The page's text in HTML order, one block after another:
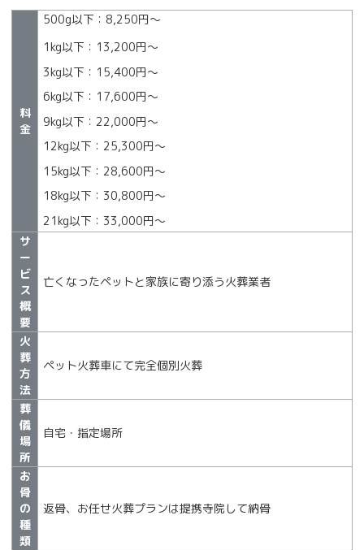
料
金
500g以下：8,250円〜
1kg以下：13,200円〜
3kg以下：15,400円〜
6kg以下：17,600円〜
9kg以下：22,000円〜
12kg以下：25,300円〜
15kg以下：28,600円〜
18kg以下：30,800円〜
21kg以下：33,000円〜
サ
ー
ビ
ス
概
要
亡くなったペットと家族に寄り添う火葬業者
火
葬
方
法
ペット火葬車にて完全個別火葬
葬
儀
場
所
自宅・指定場所
お
骨
の
種
類
返骨、お任せ火葬プランは提携寺院して納骨